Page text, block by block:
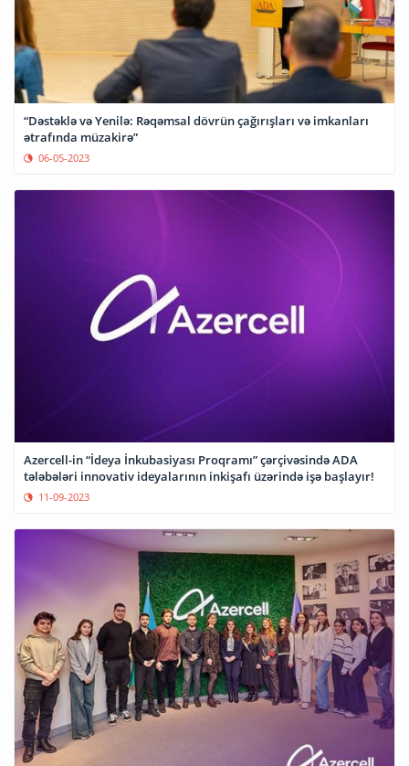
“Dəstəklə və Yenilə: Rəqəmsal dövrün çağırışları və imkanları
ətrafında müzakirə”
06-05-2023
Azercell-in “İdeya İnkubasiyası Proqramı” çərçivəsində ADA
tələbələri innovativ ideyalarının inkişafı üzərində işə başlayır!
11-09-2023